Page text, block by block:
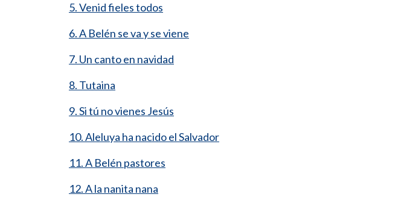
5. Venid fieles todos
6. A Belén se va y se viene
7. Un canto en navidad
8. Tutaina
9. Si tú no vienes Jesús
10. Aleluya ha nacido el Salvador
11. A Belén pastores
12. A la nanita nana